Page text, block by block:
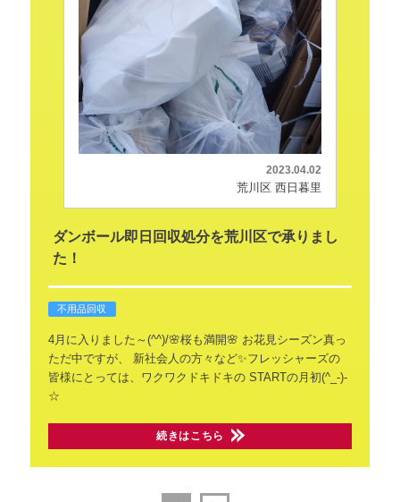
2023.04.02
荒川区 西日暮里
ダンボール即日回収処分を荒川区で承りまし
た！
不用品回収
4月に入りました～(^^)/🌸桜も満開🌸 お花見シーズン真っ
ただ中ですが、
新社会人の方々など✨フレッシャーズの
皆様にとっては、ワクワクドキドキのSTARTの月初(^_-)-
☆
続きはこちら